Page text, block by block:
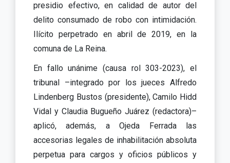
presidio efectivo, en calidad de autor del
delito consumado de robo con intimidación.
Ilícito perpetrado en abril de 2019, en la
comuna de La Reina.
En fallo unánime (causa rol 303-2023), el
tribunal –integrado por los jueces Alfredo
Lindenberg Bustos (presidente), Camilo Hidd
Vidal y Claudia Bugueño Juárez (redactora)–
aplicó, además, a Ojeda Ferrada las
accesorias legales de inhabilitación absoluta
perpetua para cargos y oficios públicos y